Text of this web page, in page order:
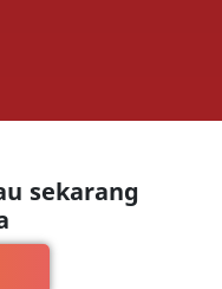
sekarang